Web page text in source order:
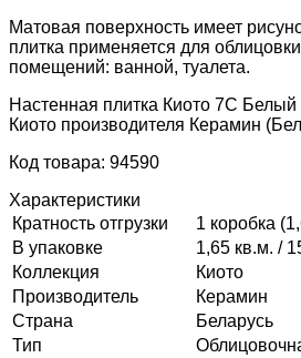
Матовая поверхность имеет
плитка применяется для
помещений: ванной, туалета.
Настенная плитка Киото 7С Белый
Киото производителя Керамин
Код товара: 94590
Характеристики
Кратность отгрузки
1 коробка
В упаковке
1,65 кв.м. /
Коллекция
Киото
Производитель
Керамин
Страна
Беларусь
Тип